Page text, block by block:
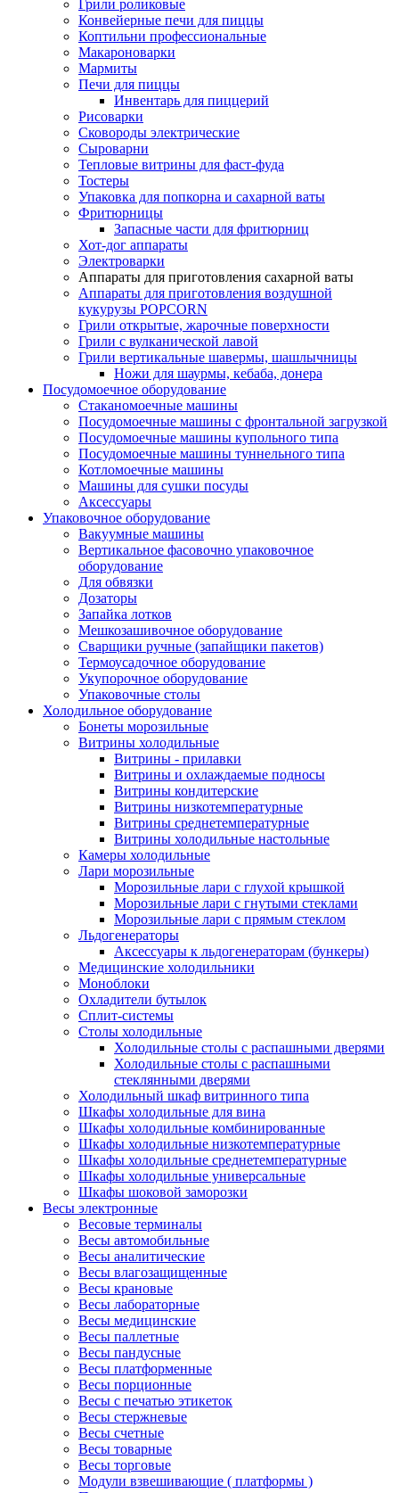
Грили роликовые
Конвейерные печи для пиццы
Коптильни профессиональные
Макароноварки
Мармиты
Печи для пиццы
Инвентарь для пиццерий
Рисоварки
Сковороды электрические
Сыроварни
Тепловые витрины для фаст-фуда
Тостеры
Упаковка для попкорна и сахарной ваты
Фритюрницы
Запасные части для фритюрниц
Хот-дог аппараты
Электроварки
Аппараты для приготовления сахарной ваты
Аппараты для приготовления воздушной
кукурузы POPCORN
Грили открытые, жарочные поверхности
Грили с вулканической лавой
Грили вертикальные шавермы, шашлычницы
Ножи для шаурмы, кебаба, донера
Посудомоечное оборудование
Стаканомоечные машины
Посудомоечные машины с фронтальной загрузкой
Посудомоечные машины купольного типа
Посудомоечные машины туннельного типа
Котломоечные машины
Машины для сушки посуды
Аксессуары
Упаковочное оборудование
Вакуумные машины
Вертикальное фасовочно упаковочное
оборудование
Для обвязки
Дозаторы
Запайка лотков
Мешкозашивочное оборудование
Сварщики ручные (запайщики пакетов)
Термоусадочное оборудование
Укупорочное оборудование
Упаковочные столы
Холодильное оборудование
Бонеты морозильные
Витрины холодильные
Витрины - прилавки
Витрины и охлаждаемые подносы
Витрины кондитерские
Витрины низкотемпературные
Витрины среднетемпературные
Витрины холодильные настольные
Камеры холодильные
Лари морозильные
Морозильные лари с глухой крышкой
Морозильные лари с гнутыми стеклами
Морозильные лари с прямым стеклом
Льдогенераторы
Аксессуары к льдогенераторам (бункеры)
Медицинские холодильники
Моноблоки
Охладители бутылок
Сплит-системы
Столы холодильные
Холодильные столы с распашными дверями
Холодильные столы с распашными
стеклянными дверями
Холодильный шкаф витринного типа
Шкафы холодильные для вина
Шкафы холодильные комбинированные
Шкафы холодильные низкотемпературные
Шкафы холодильные среднетемпературные
Шкафы холодильные универсальные
Шкафы шоковой заморозки
Весы электронные
Весовые терминалы
Весы автомобильные
Весы аналитические
Весы влагозащищенные
Весы крановые
Весы лабораторные
Весы медицинские
Весы паллетные
Весы пандусные
Весы платформенные
Весы порционные
Весы с печатью этикеток
Весы стержневые
Весы счетные
Весы товарные
Весы торговые
Модули взвешивающие ( платформы )